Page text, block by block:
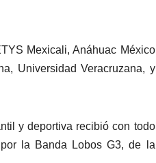
Mexicali, Anáhuac México
Universidad Veracruzana, y
y deportiva recibió con todo
la Banda Lobos G3, de la